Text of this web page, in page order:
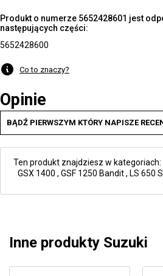
Produkt o numerze 5652428601 jest
następujących części:
5652428600
Co to znaczy?
Opinie
BĄDŹ PIERWSZYM KTÓRY NAPISZE
Ten produkt znajdziesz w kategoriach:
GSX 1400 , GSF 1250 Bandit, LS 650
Inne produkty Suzuki